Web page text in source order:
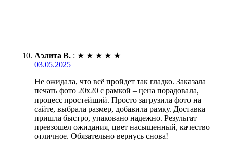
Аэлита В. : ★ ★ ★ ★ ★
03.05.2025
Не ожидала, что всё пройдет так гладко. Заказала
печать фото 20х20 с рамкой – цена порадовала,
процесс простейший. Просто загрузила фото на
сайте, выбрала размер, добавила рамку. Доставка
пришла быстро, упаковано надежно. Результат
превзошел ожидания, цвет насыщенный, качество
отличное. Обязательно вернусь снова!